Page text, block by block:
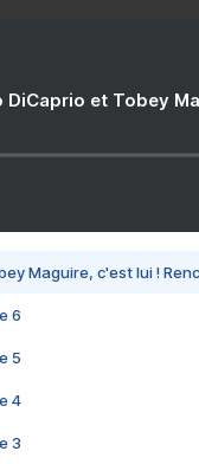
DiCaprio et Tobey
Maguire, c'est lui !
6
5
4
3